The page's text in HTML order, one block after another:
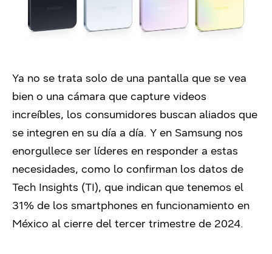
Ya no se trata solo de una pantalla que se vea
bien o una cámara que capture videos
increíbles, los consumidores buscan aliados que
se integren en su día a día. Y en Samsung nos
enorgullece ser líderes en responder a estas
necesidades, como lo confirman los datos de
Tech Insights (TI), que indican que tenemos el
31% de los smartphones en funcionamiento en
México al cierre del tercer trimestre de 2024.